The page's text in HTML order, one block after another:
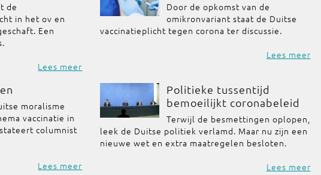
de
in het ov en
Een
Lees meer
Door de opkomst van de
omikronvariant staat de Duitse
vaccinatieplicht tegen corona ter discussie.
Lees meer
moralisme
vaccinatie in
columnist
Lees meer
Politieke tussentijd
bemoeilijkt coronabeleid
Terwijl de besmettingen oplopen,
leek de Duitse politiek verlamd. Maar nu zijn een
nieuwe wet en extra maatregelen besloten.
Lees meer